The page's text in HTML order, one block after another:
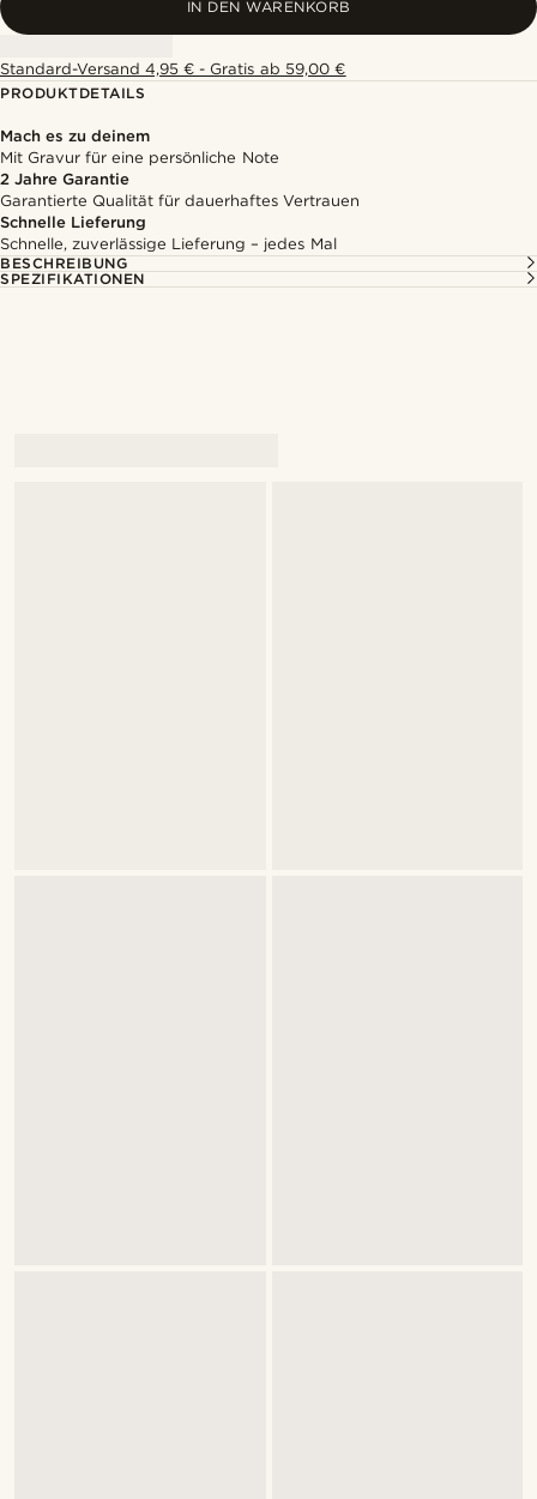
IN DEN WARENKORB
Standard-Versand 4,95 € - Gratis ab 59,00 €
PRODUKTDETAILS
Mach es zu deinem
Mit Gravur für eine persönliche Note
2 Jahre Garantie
Garantierte Qualität für dauerhaftes Vertrauen
Schnelle Lieferung
Schnelle, zuverlässige Lieferung – jedes Mal
BESCHREIBUNG
SPEZIFIKATIONEN